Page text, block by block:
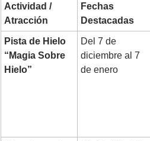
Actividad /
Atracción
Fechas
Destacadas
Pista de Hielo
“Magia Sobre
Hielo”
Del 7 de
diciembre al 7
de enero